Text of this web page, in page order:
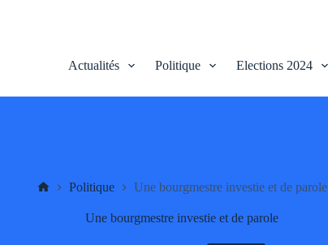
Actualités Politique Elections 2024
UV Politique Une bourgmestre investie et de parole
Une bourgmestre investie et de parole